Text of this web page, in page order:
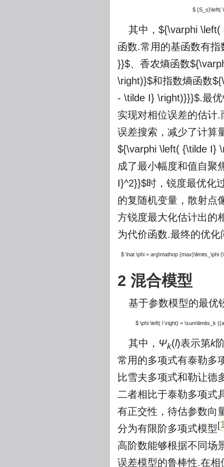
$ {S_s}\left(
其中， ${\varphi
函数.常用的基函数有指
}}$、香农熵函数
\right)}$和指数熵函数
- \tilde I} \right)}}}$.最
实现对相位误差的估计
误差搜索，减少了计算
${\varphi \left( {\tilde I}
成了最小幅度和值自聚
I}^2}}$时，锐度最优化
的复随机变量，散射点
方锐度最大化估计出的
为代价函数.最终的优化
$ \hat \phi = arg\mathop {max}\limits_\phi
2 混合模型
基于参数模型的最优
$ \phi \left( l \right) = \sum\limits_k
其中， Ψk(l)表示第k
常用的多项式有泰勒多
比雪夫多项式和勒让德
二者相比于泰勒多项式
有正交性，待估参数向
分为有限阶多项式模型 [
高阶数能够根据不同场
误差模型的鲁棒性.在